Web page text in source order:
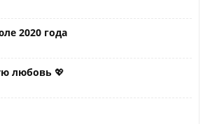
2020 года
любовь 💖